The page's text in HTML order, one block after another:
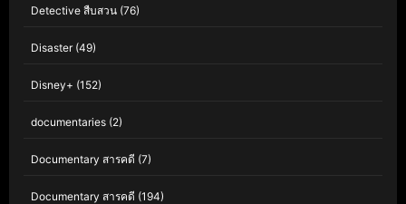
Detective สืบสวน (76)
Disaster(49)
Disney+ (152)
documentaries (2)
Documentary สารคดี (7)
Documentary สารคดี (194)